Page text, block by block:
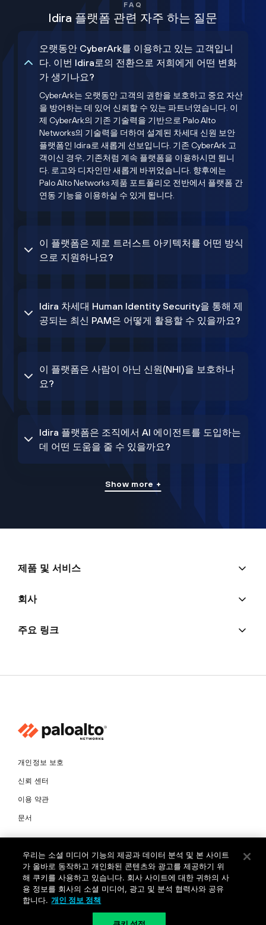
FAQ
Idira 플랫폼 관련 자주 하는 질문
오랫동안 CyberArk를 이용하고 있는 고객입니
다. 이번 Idira로의 전환으로 저희에게 어떤 변화
가 생기나요?
CyberArk는 오랫동안 고객의 권한을 보호하고 중요 자산
을 방어하는 데 있어 신뢰할 수 있는 파트너였습니다. 이
제 CyberArk의 기존 기술력을 기반으로 Palo Alto
Networks의 기술력을 더하여 설계된 차세대 신원 보안
플랫폼인 Idira로 새롭게 선보입니다. 기존 CyberArk 고
객이신 경우, 기존처럼 계속 플랫폼을 이용하시면 됩니
다. 로고와 디자인만 새롭게 바뀌었습니다. 향후에는
Palo Alto Networks 제품 포트폴리오 전반에서 플랫폼 간
연동 기능을 이용하실 수 있게 됩니다.
이 플랫폼은 제로 트러스트 아키텍처를 어떤 방식
으로 지원하나요?
Idira 차세대 Human Identity Security을 통해 제
공되는 최신 PAM은 어떻게 활용할 수 있을까요?
이 플랫폼은 사람이 아닌 신원(NHI)을 보호하나
요?
Idira 플랫폼은 조직에서 AI 에이전트를 도입하는
데 어떤 도움을 줄 수 있을까요?
Show more +
제품 및 서비스
회사
주요 링크
개인정보 보호
신뢰 센터
이용 약관
문서
Networks Korea, Ltd. All rights reserved. 여러 가지 상표에 대한
소유권은 각 소유자에게 있습니다. 사업자 등록번호: 120-87-72963.
대표자 : 제프리찰스트루 서울특별시 서초구 서초대로74길 4, 1층 (삼성
생명 서초타워) TEL: +82-2-568-4353
우리는 소셜 미디어 기능의 제공과 데이터 분석 및 본 사이트
가 올바로 동작하고 개인화된 콘텐츠와 광고를 제공하기 위
해 쿠키를 사용하고 있습니다. 회사 사이트에 대한 귀하의 사
용 정보를 회사의 소셜 미디어, 광고 및 분석 협력사와 공유
합니다. 개인 정보 정책